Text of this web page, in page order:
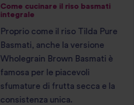
Come cucinare il riso basmati
integrale
Proprio come il riso Tilda Pure
Basmati, anche la versione
Wholegrain Brown Basmati è
famosa per le piacevoli
sfumature di frutta secca e la
consistenza unica.